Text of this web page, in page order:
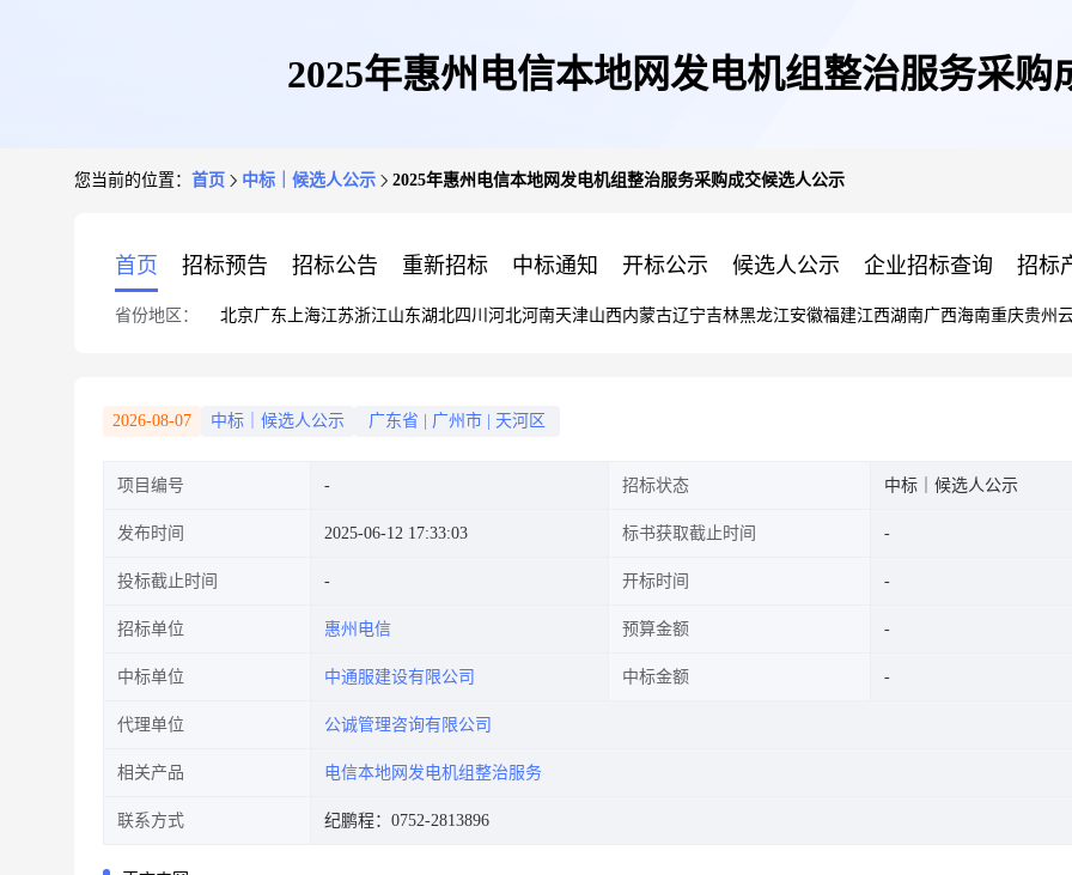
2025年惠州电信本地网发电机组整治服务采购
您当前的位置： 首页 中标｜候选人公示 2025年惠州电信本地网发电机组整治服务采购成交候选人公示
首页 招标预告 招标公告 重新招标 中标通知 开标公示 候选人公示 企业招标查询 招标
省份地区： 北京广东 上海江苏浙江山东湖北四川 河北河南天津山西内蒙古辽宁吉林黑龙江安徽福建江西湖南广西海南重庆贵州
2026-08-07 中标｜候选人公示 广东省 广州市 天河区
项目编号 招标状态 中标｜候选人公示
发布时间 2025-06-12 17:33:03 标书获取截止时间
投标截止时间 开标时间
招标单位 惠州电信 预算金额
中标单位 中通服建设有限公司 中标金额
代理单位 公诚管理咨询有限公司
相关产品 电信本地网发电机组整治服务
联系方式 纪鹏程：0752-2813896